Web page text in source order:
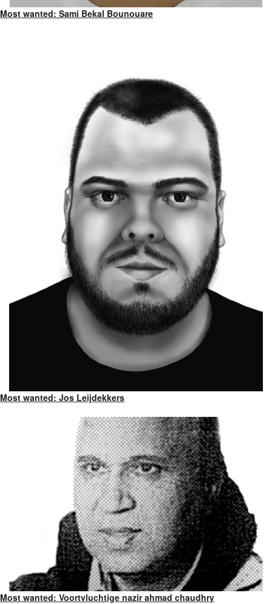
Most wanted: Sami Bekal Bounouare
Most wanted: Jos Leijdekkers
Most wanted: Voortvluchtige nazir ahmad chaudhry